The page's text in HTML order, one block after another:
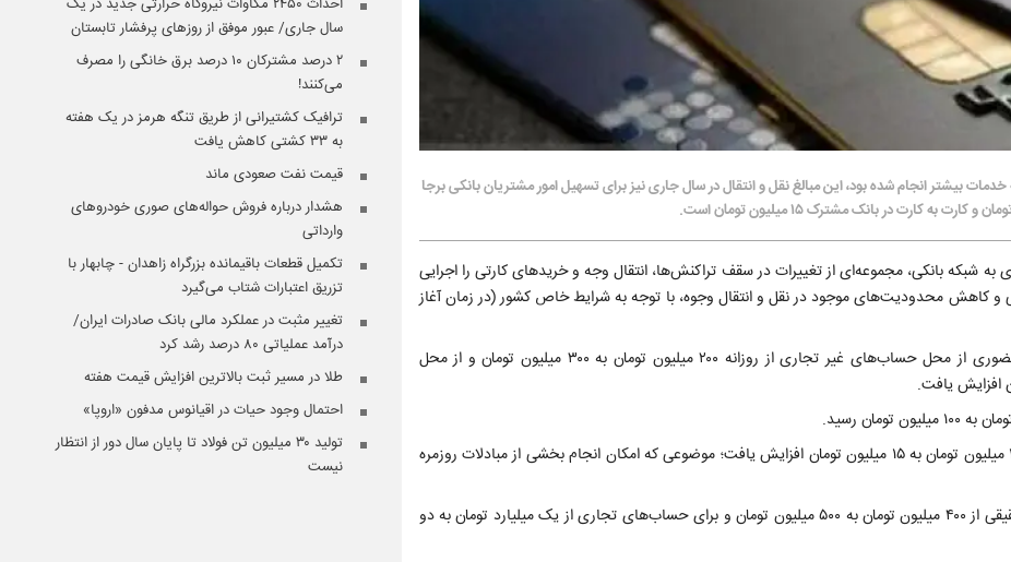
بانکی از ۱۰ اسفند ۱۴۰۴ که به منظور ارائه خدمات بیشتر انجام شده بود، این مبالغ نقل و انتقال در سال جاری نیز برای تسهیل امور مشتریان بانکی برجا
اسفند ۱۴۰۴ با ابلاغ بخشنامه‌ای به شبکه بانکی، مجموعه‌ای از تغییرات در سقف تراکنش‌ها، انتقال وجه و خریدهای کارتی را اجرایی
کاهش محدودیت‌های موجود در نقل و انتقال وجوه، با توجه به شرایط خاص کشور (در زمان آغاز
به گزارش ایسنا، بر اساس این بخشنامه، سقف انتقال وجه غیرحضوری از محل حساب‌های غیر تجاری از روزانه ۲۰۰ میلیون تومان به ۳۰۰ میلیون تومان و از محل
در همین راستا سقف انتقال وجه کارت‌به‌کارت در شبکه شتاب از ۱۰ میلیون تومان به ۱۵ میلیون تومان افزایش یافت؛ موضوعی که امکان انجام بخشی از مبادلات روزمره
بر این اساس، آستانه مربوط به حساب‌های غیرتجاری اشخاص حقیقی از ۴۰۰ میلیون تومان به ۵۰۰ میلیون تومان و برای حساب‌های تجاری از یک میلیارد تومان به دو
سال جاری/ عبور موفق از روزهای پرفشار تابستان
۲ درصد مشترکان ۱۰ درصد برق خانگی را مصرف
می‌کنند!
ترافیک کشتیرانی از طریق تنگه هرمز در یک هفته
به ۳۳ کشتی کاهش یافت
قیمت نفت صعودی ماند
هشدار درباره فروش حواله‌های صوری خودروهای
وارداتی
تکمیل قطعات باقیمانده بزرگراه زاهدان - چابهار با
تزریق اعتبارات شتاب می‌گیرد
تغییر مثبت در عملکرد مالی بانک صادرات ایران/
درآمد عملیاتی ۸۰ درصد رشد کرد
طلا در مسیر ثبت بالاترین افزایش قیمت هفته
احتمال وجود حیات در اقیانوس مدفون «اروپا»
تولید ۳۰ میلیون تن فولاد تا پایان سال دور از انتظار
نیست